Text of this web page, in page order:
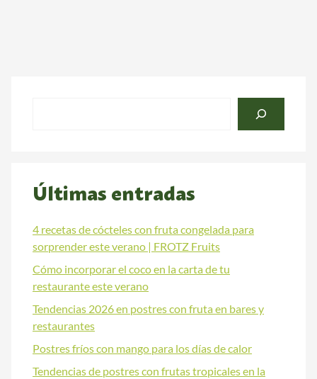
Últimas entradas
4 recetas de cócteles con fruta congelada para
sorprender este verano | FROTZ Fruits
Cómo incorporar el coco en la carta de tu
restaurante este verano
Tendencias 2026 en postres con fruta en bares y
restaurantes
Postres fríos con mango para los días de calor
Tendencias de postres con frutas tropicales en la